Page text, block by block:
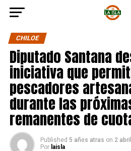
CHILOE
Diputado Santana
iniciativa que
pescadores
durante las
remanentes de
Published 5 años atras on 2
Por laisla